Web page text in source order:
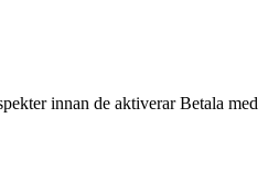
innan de aktiverar Betala med